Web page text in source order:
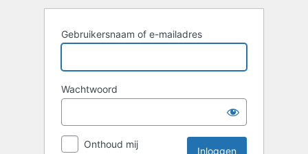
Gebruikersnaam of e-mailadres
Wachtwoord
Onthoud mij